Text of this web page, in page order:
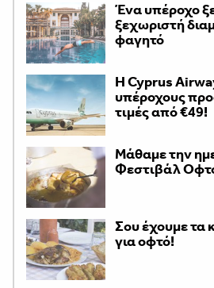
Ένα υπέροχο
ξεχωριστή
φαγητό
H Cyprus
υπέροχους
τιμές από €49!
Μάθαμε την
Φεστιβάλ
Σου έχουμε τα
για οφτό!